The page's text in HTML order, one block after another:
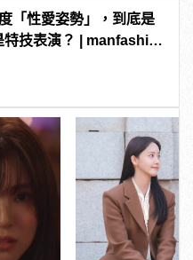
「性愛姿勢」，到底是
特技表演？ | manfashion